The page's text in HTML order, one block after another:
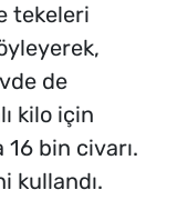
tekeleri
de
kilo için
16 bin civarı.
kullandı.